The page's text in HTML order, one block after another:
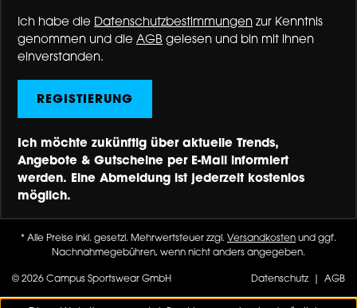
Ich habe die Datenschutzbestimmungen zur Kenntnis
genommen und die AGB gelesen und bin mit ihnen
einverstanden.
REGISTIERUNG
Ich möchte zukünftig über aktuelle Trends,
Angebote & Gutscheine per E-Mail informiert
werden. Eine Abmeldung ist jederzeit kostenlos
möglich.
* Alle Preise inkl. gesetzl. Mehrwertsteuer zzgl. Versandkosten und ggf.
Nachnahmegebühren, wenn nicht anders angegeben.
© 2026 Campus Sportswear GmbH Datenschutz AGB